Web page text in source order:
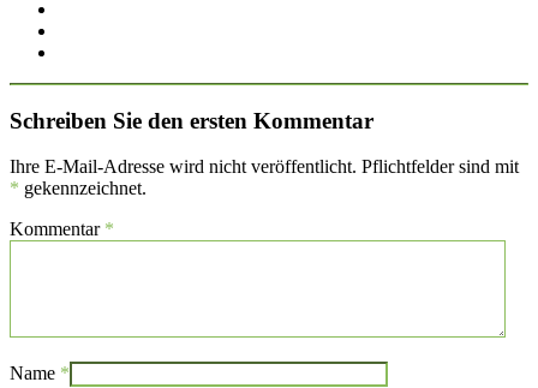
Schreiben Sie den ersten Kommentar
Ihre E-Mail-Adresse wird nicht veröffentlicht. Pflichtfelder sind mit
* gekennzeichnet.
Kommentar *
Name *